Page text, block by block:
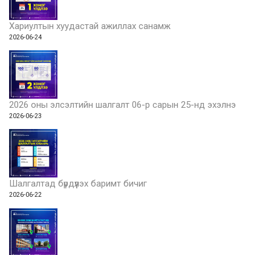
Хариултын хуудастай ажиллах санамж
2026-06-24
2026 оны элсэлтийн шалгалт 06-р сарын 25-нд эхэлнэ
2026-06-23
Шалгалтад бүрдүүлэх баримт бичиг
2026-06-22